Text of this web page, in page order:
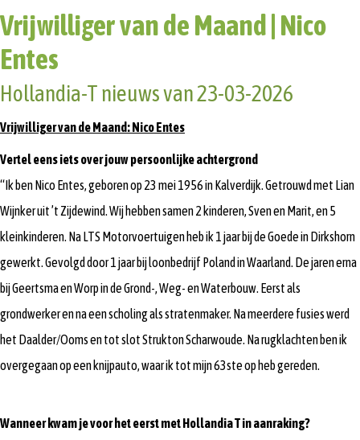
Vrijwilliger van de Maand | Nico
Entes
Hollandia-T nieuws van 23-03-2026
Vrijwilliger van de Maand: Nico Entes
Vertel eens iets over jouw persoonlijke achtergrond
“Ik ben Nico Entes, geboren op 23 mei 1956 in Kalverdijk. Getrouwd met Lian
Wijnker uit ’t Zijdewind. Wij hebben samen 2 kinderen, Sven en Marit, en 5
kleinkinderen. Na LTS Motorvoertuigen heb ik 1 jaar bij de Goede in Dirkshorn
gewerkt. Gevolgd door 1 jaar bij loonbedrijf Poland in Waarland. De jaren erna
bij Geertsma en Worp in de Grond-, Weg- en Waterbouw. Eerst als
grondwerker en na een scholing als stratenmaker. Na meerdere fusies werd
het Daalder/Ooms en tot slot Strukton Scharwoude. Na rugklachten ben ik
overgegaan op een knijpauto, waar ik tot mijn 63ste op heb gereden.
Wanneer kwam je voor het eerst met Hollandia T in aanraking?